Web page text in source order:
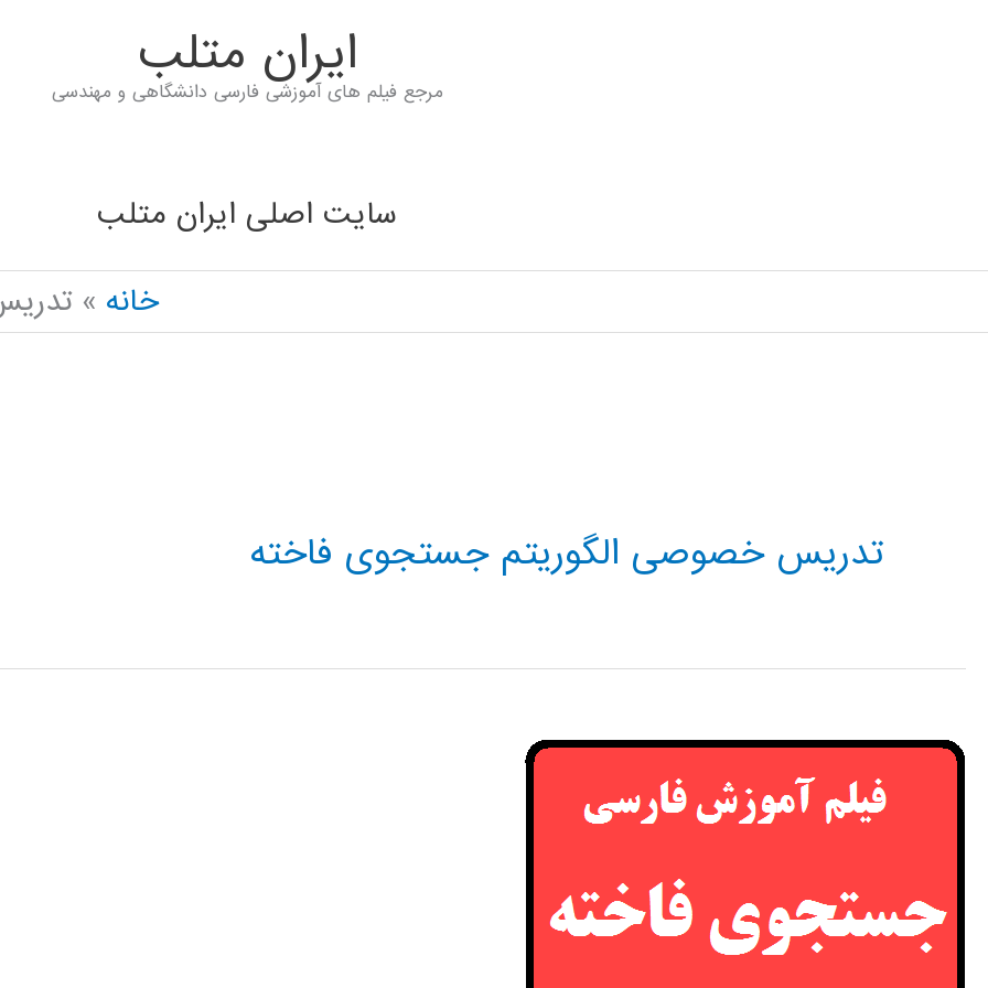
ايران متلب
مرجع فیلم های آموزشی فارسی دانشگاهی و مهندسی
سایت اصلی ایران متلب
خانه
تدریس خصوصی الگوریتم جستجوی فاخته